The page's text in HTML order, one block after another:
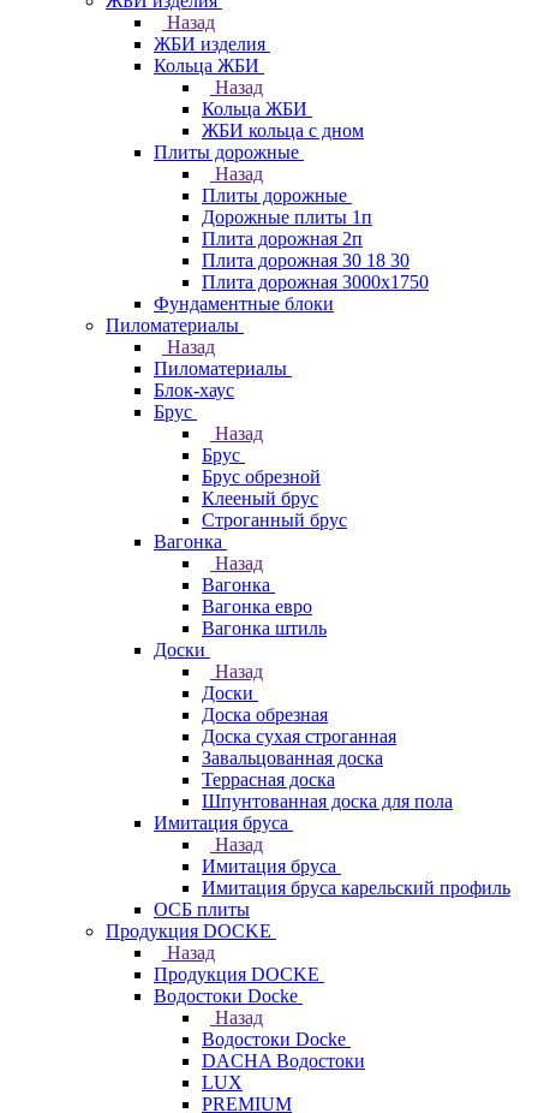
Назад
ЖБИ изделия
Кольца ЖБИ
Назад
Кольца ЖБИ
ЖБИ кольца с дном
Плиты дорожные
Назад
Плиты дорожные
Дорожные плиты 1п
Плита дорожная 2п
Плита дорожная 30 18 30
Плита дорожная 3000х1750
Фундаментные блоки
Пиломатериалы
Назад
Пиломатериалы
Блок-хаус
Брус
Назад
Брус
Брус обрезной
Клееный брус
Строганный брус
Вагонка
Назад
Вагонка
Вагонка евро
Вагонка штиль
Доски
Назад
Доски
Доска обрезная
Доска сухая строганная
Завальцованная доска
Террасная доска
Шпунтованная доска для пола
Имитация бруса
Назад
Имитация бруса
Имитация бруса карельский профиль
ОСБ плиты
Продукция DOCKE
Назад
Продукция DOCKE
Водостоки Docke
Назад
Водостоки Docke
DACHA Водостоки
LUX
PREMIUM